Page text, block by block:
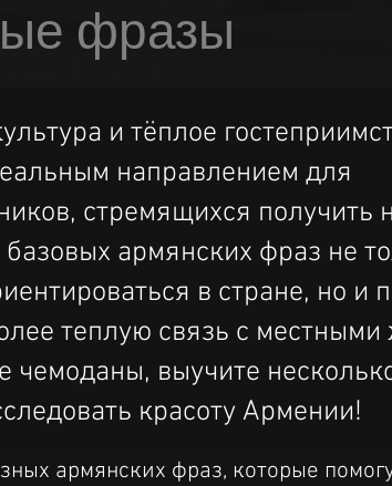
фразы
и тёплое
направлением для
стремящихся получить
армянских фраз не
в стране, но и
теплую связь с
чемоданы, выучите
красоту Армении!
армянских фраз, которые